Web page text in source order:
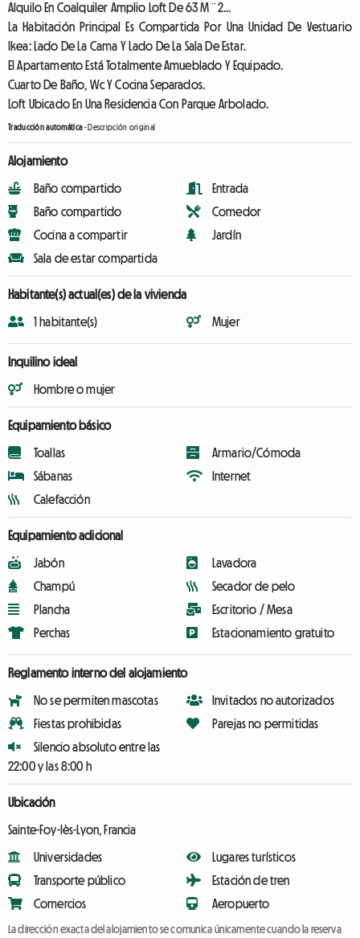
Alquilo En Coalquiler Amplio Loft De 63 M¨2...
La Habitación Principal Es Compartida Por Una Unidad De Vestuario
Ikea: Lado De La Cama Y Lado De La Sala De Estar.
El Apartamento Está Totalmente Amueblado Y Equipado.
Cuarto De Baño, Wc Y Cocina Separados.
Loft Ubicado En Una Residencia Con Parque Arbolado.
Traducción automática-Descripción original
Alojamiento
Baño compartido
Baño compartido
Cocina a compartir
Sala de estar compartida
Entrada
Comedor
Jardín
Habitante(s) actual(es) de la vivienda
1 habitante(s) Mujer
Inquilino ideal
Hombre o mujer
Equipamiento básico
Toallas
Sábanas
Calefacción
Armario/Cómoda
Internet
Equipamiento adicional
Jabón
Champú
Plancha
Perchas
Lavadora
Secador de pelo
Escritorio / Mesa
Estacionamiento gratuito
Reglamento interno del alojamiento
No se permiten mascotas
Fiestas prohibidas
Silencio absoluto entre las
22:00 y las 8:00 h
Invitados no autorizados
Parejas no permitidas
Ubicación
Sainte-Foy-lès-Lyon, Francia
Universidades
Transporte público
Comercios
Lugares turísticos
Estación de tren
Aeropuerto
La dirección exacta del alojamiento se comunica únicamente cuando la reserva